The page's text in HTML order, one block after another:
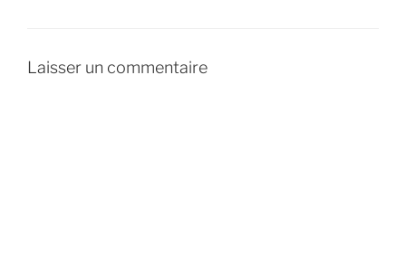
Laisser un commentaire